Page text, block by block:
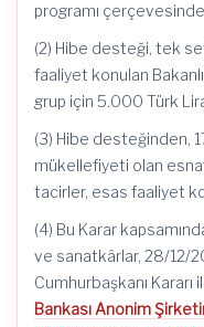
programı
(2) Hibe desteği, tek
faaliyet konulan
grup için 5.000 Türk
(3) Hibe desteğinden,
mükellefiyeti olan
tacirler, esas faaliyet
(4) Bu Karar
ve sanatkârlar, 28/12/
Cumhurbaşkanı Kararı
Bankası Anonim